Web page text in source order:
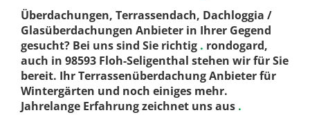
Überdachungen, Terrassendach, Dachloggia /
Glasüberdachungen Anbieter in Ihrer Gegend
gesucht? Bei uns sind Sie richtig . rondogard,
auch in 98593 Floh-Seligenthal stehen wir für Sie
bereit. Ihr Terrassenüberdachung Anbieter für
Wintergärten und noch einiges mehr.
Jahrelange Erfahrung zeichnet uns aus .